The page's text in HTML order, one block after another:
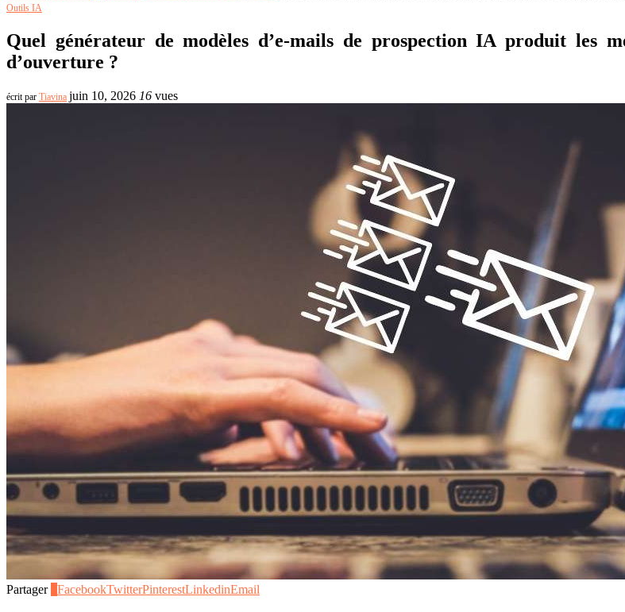
Outils IA
Quel générateur de modèles d’e-mails de prospection IA produit les
d’ouverture ?
écrit par Tiavina juin 10, 2026 16 vues
Partager FacebookTwitterPinterestLinkedinEmail